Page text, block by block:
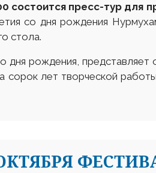
состоится пресс-тур для
со дня рождения
стола.
дня рождения,
сорок лет творческой